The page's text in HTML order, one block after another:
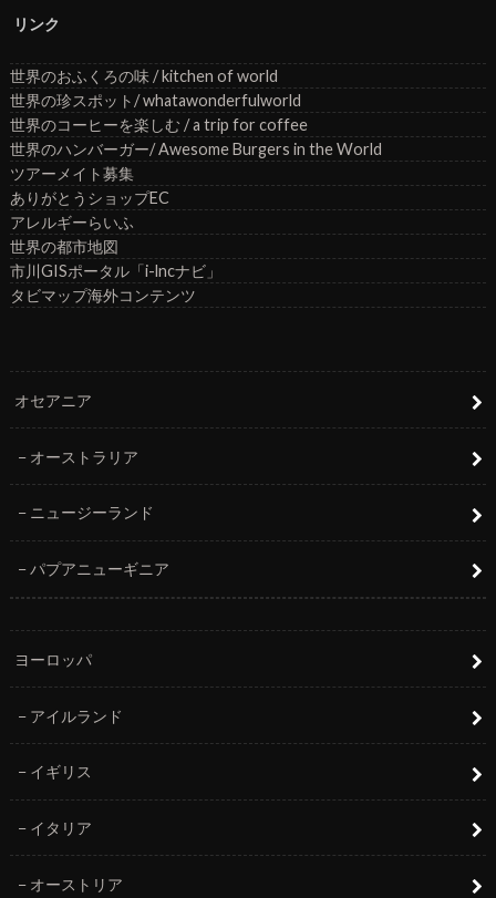
リンク
世界のおふくろの味 / kitchen of world
世界の珍スポット/ whatawonderfulworld
世界のコーヒーを楽しむ / a trip for coffee
世界のハンバーガー/ Awesome Burgers in the World
ツアーメイト募集
ありがとうショップEC
アレルギーらいふ
世界の都市地図
市川GISポータル「i-lncナビ」
タビマップ海外コンテンツ
オセアニア
オーストラリア
ニュージーランド
パプアニューギニア
ヨーロッパ
アイルランド
イギリス
イタリア
オーストリア